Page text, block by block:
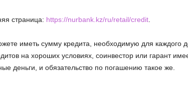
страница: https://nurbank.kz/ru/retail/credit.
иметь сумму кредита, необходимую для каждого
на хороших условиях, соинвестор или гарант
деньги, и обязательство по погашению такое же.